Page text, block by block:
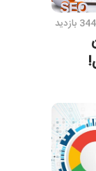
344 بازدید